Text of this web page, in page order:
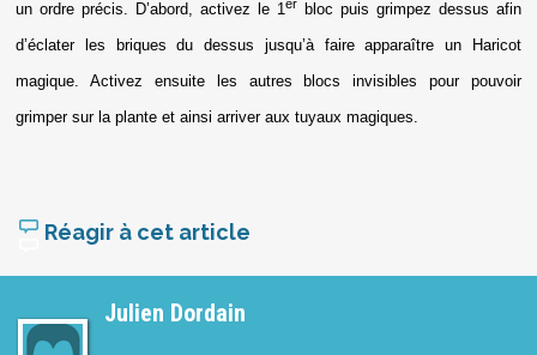
un ordre précis. D’abord, activez le 1
bloc puis grimpez dessus afin
d’éclater les briques du dessus jusqu’à faire apparaître un Haricot
magique. Activez ensuite les autres blocs invisibles pour pouvoir
grimper sur la plante et ainsi arriver aux tuyaux magiques.
Réagir à cet article
Julien Dordain